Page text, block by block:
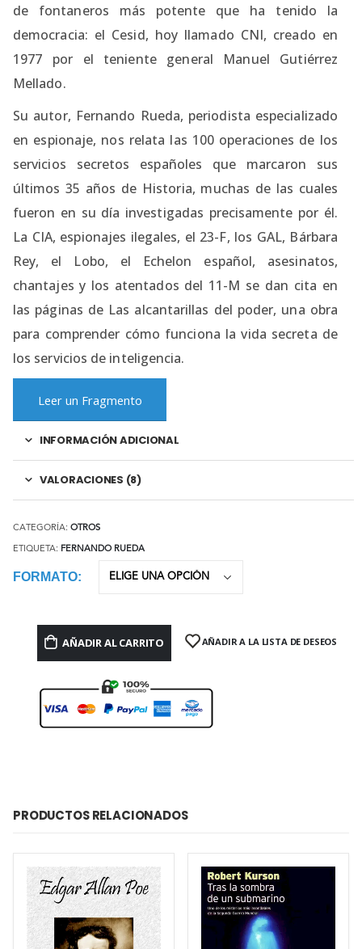
de fontaneros más potente que ha tenido la
democracia: el Cesid, hoy llamado CNI, creado en
1977 por el teniente general Manuel Gutiérrez
Mellado.
Su autor, Fernando Rueda, periodista especializado
en espionaje, nos relata las 100 operaciones de los
servicios secretos españoles que marcaron sus
últimos 35 años de Historia, muchas de las cuales
fueron en su día investigadas precisamente por él.
La CIA, espionajes ilegales, el 23-F, los GAL, Bárbara
Rey, el Lobo, el Echelon español, asesinatos,
chantajes y los atentados del 11-M se dan cita en
las páginas de Las alcantarillas del poder, una obra
para comprender cómo funciona la vida secreta de
los servicios de inteligencia.
Leer un Fragmento
INFORMACIÓN ADICIONAL
VALORACIONES (8)
CATEGORÍA: OTROS
ETIQUETA: FERNANDO RUEDA
FORMATO
AÑADIR AL CARRITO AÑADIR A LA LISTA DE DESEOS
PRODUCTOS RELACIONADOS